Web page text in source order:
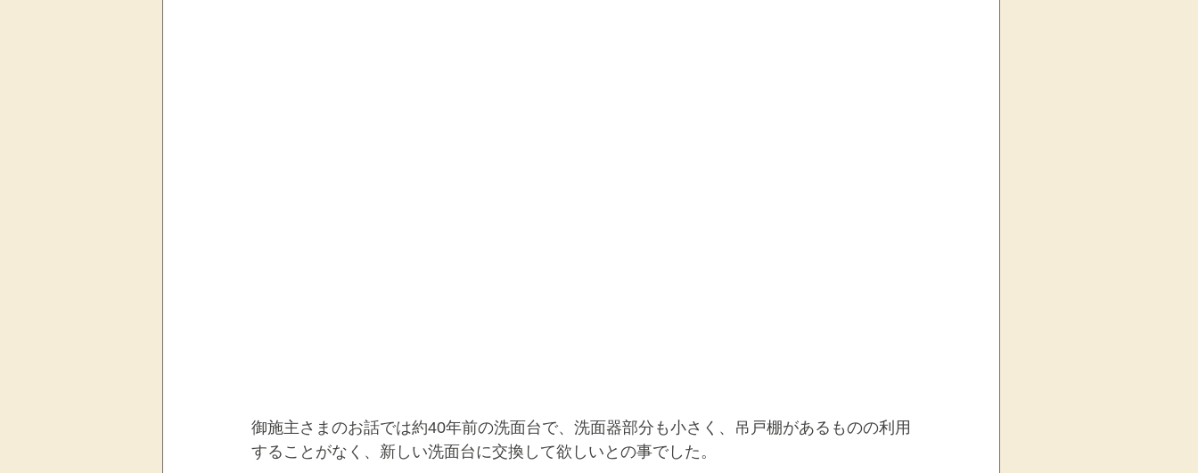
御施主さまのお話では約40年前の洗面台で、洗面器部分も小さく、吊戸棚があるものの利用
することがなく、新しい洗面台に交換して欲しいとの事でした。